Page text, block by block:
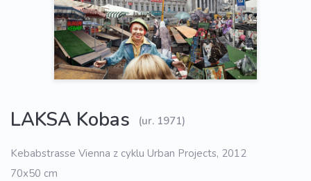
LAKSA Kobas (ur. 1971)
Kebabstrasse Vienna z cyklu Urban Projects, 2012
70x50 cm